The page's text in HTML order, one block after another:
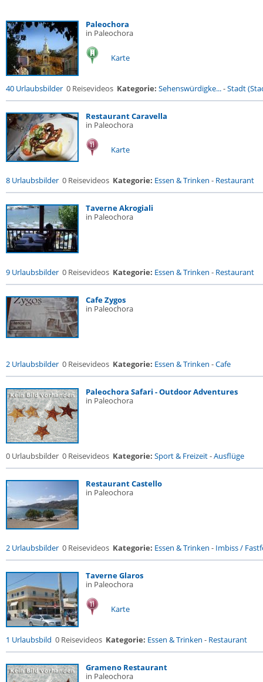
Paleochora
in Paleochora
Karte
40 Urlaubsbilder 0 Reisevideos Kategorie: Sehenswürdigke...-Stadt
Restaurant Caravella
in Paleochora
Karte
8 Urlaubsbilder 0 Reisevideos Kategorie: Essen & Trinken - Restaurant
Taverne Akrogiali
in Paleochora
9 Urlaubsbilder 0 Reisevideos Kategorie: Essen & Trinken - Restaurant
Cafe Zygos
in Paleochora
2 Urlaubsbilder 0 Reisevideos Kategorie: Essen & Trinken -Cafe
Paleochora Safari - Outdoor Adventures
in Paleochora
0 Urlaubsbilder 0 Reisevideos Kategorie: Sport & Freizeit-Ausflüge
Restaurant Castello
in Paleochora
2 Urlaubsbilder 0 Reisevideos Kategorie: Essen & Trinken - Imbiss /
Taverne Glaros
in Paleochora
Karte
1 Urlaubsbild 0 Reisevideos Kategorie: Essen & Trinken - Restaurant
Grameno Restaurant
in Paleochora